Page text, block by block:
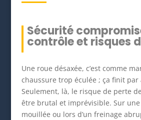
Sécurité
contrôle et risques
Une roue désaxée, c’est comme
chaussure trop éculée ; ça finit par
Seulement, là, le risque de perte
être brutal et imprévisible. Sur une
mouillée ou lors d’un freinage